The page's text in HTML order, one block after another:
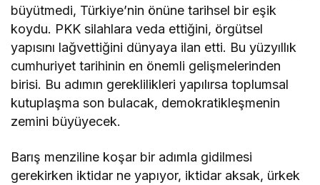
büyütmedi, Türkiye’nin önüne tarihsel bir eşik
koydu. PKK silahlara veda ettiğini, örgütsel
yapısını lağvettiğini dünyaya ilan etti. Bu yüzyıllık
cumhuriyet tarihinin en önemli gelişmelerinden
birisi. Bu adımın gereklilikleri yapılırsa toplumsal
kutuplaşma son bulacak, demokratikleşmenin
zemini büyüyecek.
Barış menziline koşar bir adımla gidilmesi
gerekirken iktidar ne yapıyor, iktidar aksak, ürkek